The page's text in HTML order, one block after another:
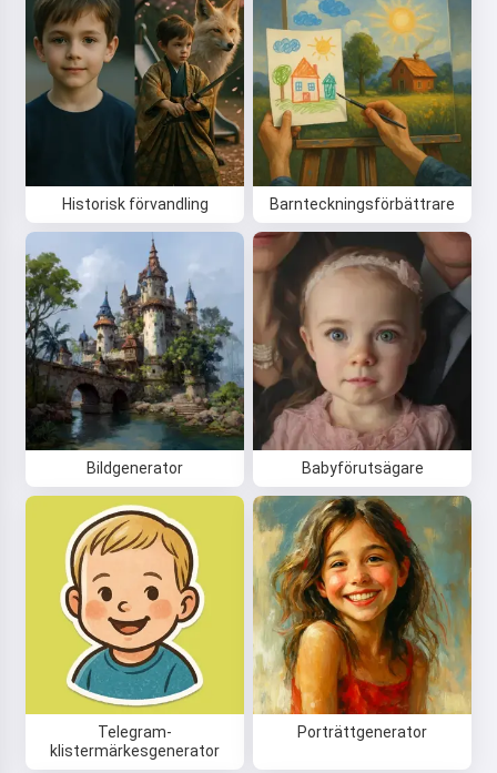
Historisk förvandling Barnteckningsförbättrare
Bildgenerator Babyförutsägare
Telegram-
klistermärkesgenerator
Porträttgenerator